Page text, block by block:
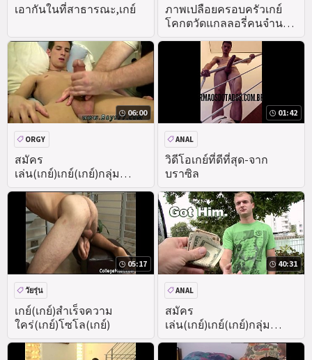
เอากันในที่สาธารณะ,เกย์
ภาพเปลือยครอบครัวเกย์
โคกตวัดแกลลอรี่คนจำนวน
มากถาม.. นี่คือ
สุนัขไม่มีสัญญาณกันขโมยและ
สาธารณะ
06:00
สมัคร
เล่น(เกย์)เกย์(เกย์)กลุ่ม
เพศ(เกย์)สำเร็จความใคร่
ORGY
01:42
วิดีโอเกย์ที่ดีที่สุด-จาก
บราซิล
ANAL
สุนัขไม่มีสัญญาณกันขโมยและ
ก้นใหญ่
05:17
เกย์(เกย์)สำเร็จความ
ใคร่(เกย์)โซโล(เกย์)
วัยรุ่น
40:31
สมัคร
เล่น(เกย์)เกย์(เกย์)กลุ่ม
เพศ(เกย์)กลางแจ้ง (วิดีโอ
เต็ม)
ANAL